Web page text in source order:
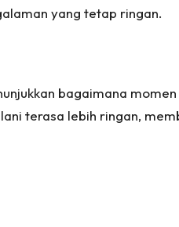
yang tetap ringan.
bagaimana
terasa lebih ringan,